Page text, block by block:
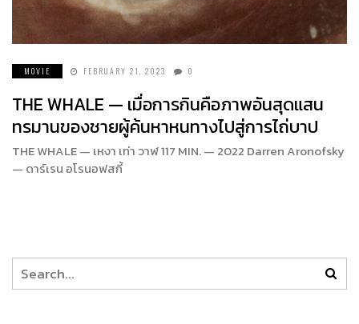
MOVIE FEBRUARY 21, 2023 0
THE WHALE — เมื่อการกินคือภาพอันสุดแสน
ทรมานของชายผู้ค้นหาหนทางไปสู่การไถ่บาป
THE WHALE — เหงา เท่า วาฬ 117 MIN. — 2022 Darren Aronofsky
— ดาร์เรน อโรนอฟสกี้